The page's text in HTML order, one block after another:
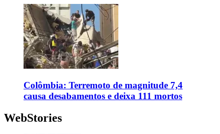
Colômbia: Terremoto de magnitude 7,4
causa desabamentos e deixa 111 mortos
WebStories